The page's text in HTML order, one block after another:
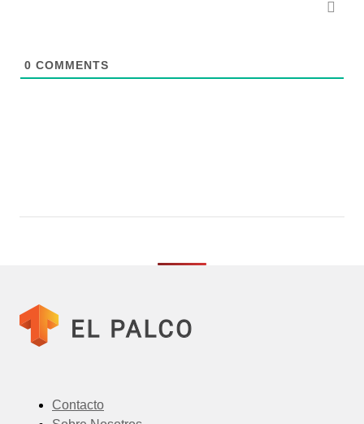
0 COMMENTS
Contacto